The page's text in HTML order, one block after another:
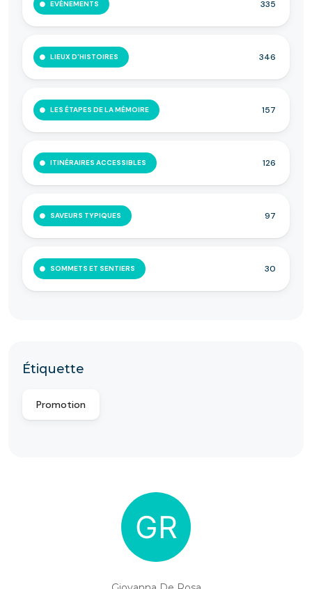
EVÉNEMENTS 335
LIEUX D'HISTOIRES 346
LES ÉTAPES DE LA MÉMOIRE 157
ITINÉRAIRES ACCESSIBLES 126
SAVEURS TYPIQUES 97
SOMMETS ET SENTIERS 30
Étiquette
Promotion